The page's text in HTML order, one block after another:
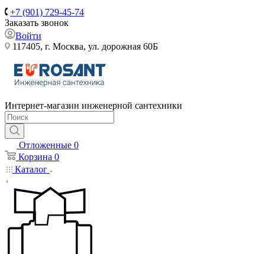
+7 (901) 729-45-74
Заказать звонок
Войти
117405, г. Москва, ул. дорожная 60Б
Интернет-магазин инженерной сантехники
Отложенные 0
Корзина 0
Каталог